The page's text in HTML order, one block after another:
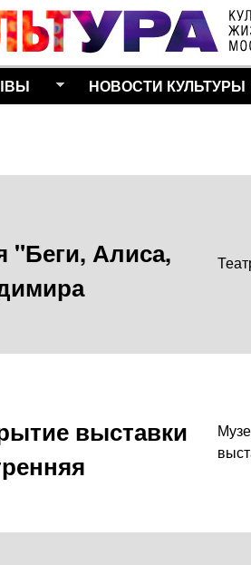
к основному
содержанию
НОВОСТИ КУЛЬТУРЫ
"Беги, Алиса,
выставки